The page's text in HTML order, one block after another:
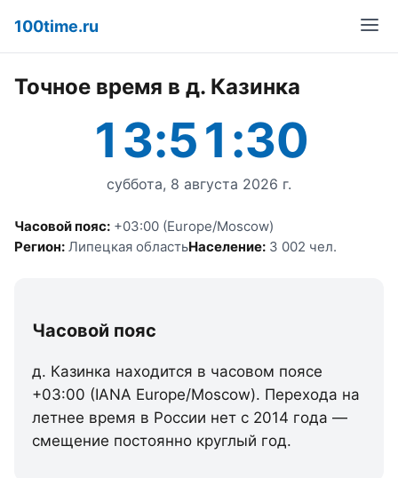
100time.ru
Точное время в д. Казинка
13:51:30
суббота, 8 августа 2026 г.
Часовой пояс: +03:00 (Europe/Moscow)
Регион: Липецкая областьНаселение: 3 002 чел.
Часовой пояс
д. Казинка находится в часовом поясе
+03:00 (IANA Europe/Moscow). Перехода на
летнее время в России нет с 2014 года —
смещение постоянно круглый год.